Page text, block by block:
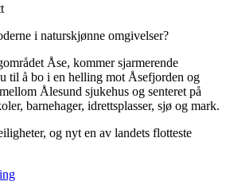
i naturskjønne omgivelser?
Åse, kommer sjarmerende
til å bo i en helling mot Åsefjorden og
Ålesund sjukehus og senteret på
barnehager, idrettsplasser, sjø og mark.
og nyt en av landets flotteste